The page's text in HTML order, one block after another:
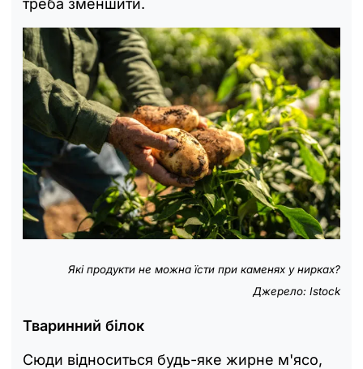
Які продукти не можна їсти при каменях у нирках?
Джерело: Istock
Тваринний білок
Сюди відноситься будь-яке жирне м'ясо,